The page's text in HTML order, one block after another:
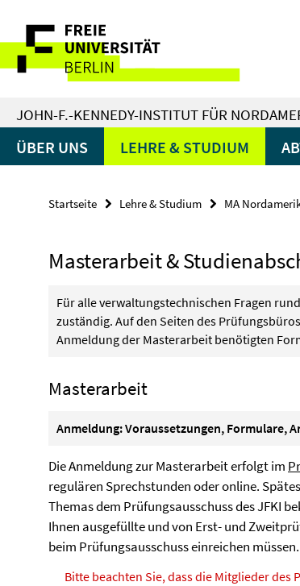
direkt
Inhalt
Service-
Navigation
JOHN-F.-KENNEDY-INSTITUT FÜR
ÜBER UNS LEHRE & STUDIUM
Startseite Lehre & Studium MA
Masterarbeit &
Für alle verwaltungstechnischen Fragen
zuständig. Auf den Seiten des
Anmeldung der Masterarbeit benötigten
Masterarbeit
Anmeldung: Voraussetzungen, Formulare,
Die Anmeldung zur Masterarbeit erfolgt im
regulären Sprechstunden oder online.
Themas dem Prüfungsausschuss des JFKI
Ihnen ausgefüllte und von Erst- und
beim Prüfungsausschuss einreichen müssen.
Bitte beachten Sie, dass die Mitglieder